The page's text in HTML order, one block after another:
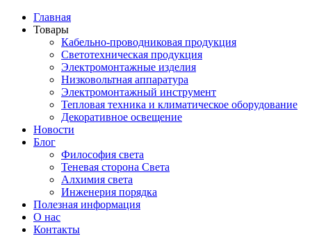
Главная
Товары
Кабельно-проводниковая продукция
Светотехническая продукция
Электромонтажные изделия
Низковольтная аппаратура
Электромонтажный инструмент
Тепловая техника и климатическое оборудование
Декоративное освещение
Новости
Блог
Философия света
Теневая сторона Света
Алхимия света
Инженерия порядка
Полезная информация
О нас
Контакты